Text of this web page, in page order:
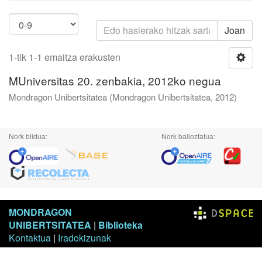
Joan
1-tik 1-1 emaitza erakusten
MUniversitas 20. zenbakia, 2012ko negua
Mondragon Unibertsitatea (Mondragon Unibertsitatea, 2012)
Nork bildua: Nork balioztatua:
MONDRAGON
UNIBERTSITATEA | Biblioteka
Kontaktua | Iradokizunak